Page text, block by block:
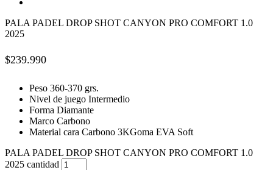
PALA PADEL DROP SHOT CANYON PRO COMFORT 1.0
2025
$239.990
Peso 360-370 grs.
Nivel de juego Intermedio
Forma Diamante
Marco Carbono
Material cara Carbono 3KGoma EVA Soft
PALA PADEL DROP SHOT CANYON PRO COMFORT 1.0
2025 cantidad